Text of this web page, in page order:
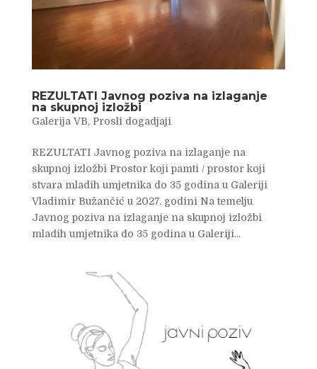
REZULTATI Javnog poziva na izlaganje
na skupnoj izložbi
Galerija VB, Prosli dogadjaji
REZULTATI Javnog poziva na izlaganje na
skupnoj izložbi Prostor koji pamti / prostor koji
stvara mladih umjetnika do 35 godina u Galeriji
Vladimir Bužančić u 2027. godini Na temelju
Javnog poziva na izlaganje na skupnoj izložbi
mladih umjetnika do 35 godina u Galeriji...